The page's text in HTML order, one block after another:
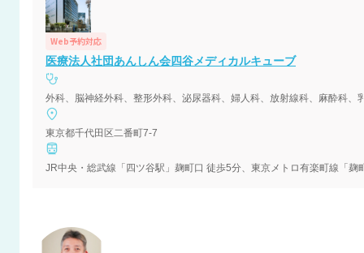
Web予約対応
医療法人社団あんしん会四谷メディカルキューブ
東京都千代田区二番町7-7
JR中央・総武線「四ツ谷駅」麹町口 徒歩5分、東京メトロ有楽町線「麹